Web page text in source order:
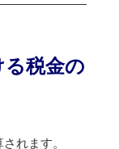
税金の
れます。